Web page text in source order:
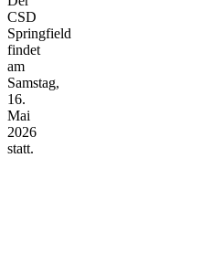
CSD
Springfield
findet
am
Samstag,
16.
Mai
2026
statt.